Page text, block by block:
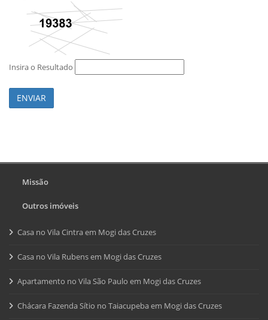
Insira o Resultado
ENVIAR
Missão
Outros imóveis
Casa no Vila Cintra em Mogi das Cruzes
Casa no Vila Rubens em Mogi das Cruzes
Apartamento no Vila São Paulo em Mogi das Cruzes
Chácara Fazenda Sítio no Taiacupeba em Mogi das Cruzes